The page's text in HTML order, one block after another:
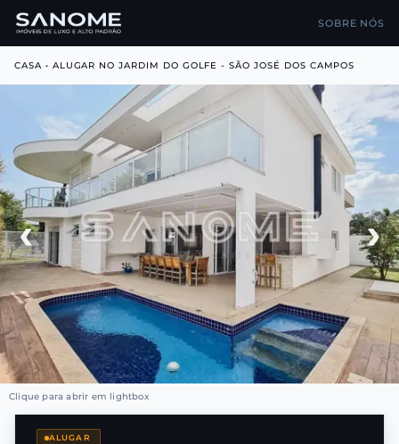
SOBRE NÓS
CASA • ALUGAR NO JARDIM DO GOLFE - SÃO JOSÉ DOS CAMPOS
‹ ›
Clique para abrir em lightbox
ALUGAR